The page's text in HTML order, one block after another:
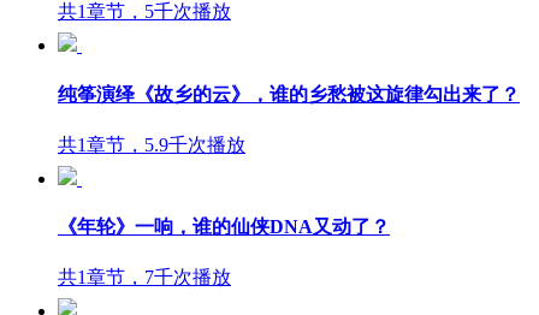
共1章节，5千次播放
纯筝演绎《故乡的云》，谁的乡愁被这旋律勾出来了？
共1章节，5.9千次播放
《年轮》一响，谁的仙侠DNA又动了？
共1章节，7千次播放